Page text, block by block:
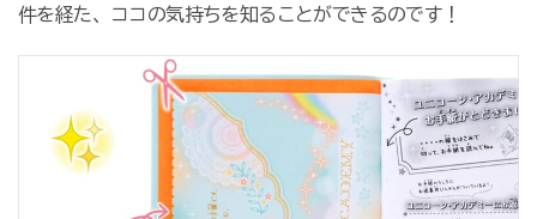
件を経た、ココの気持ちを知ることができるのです！